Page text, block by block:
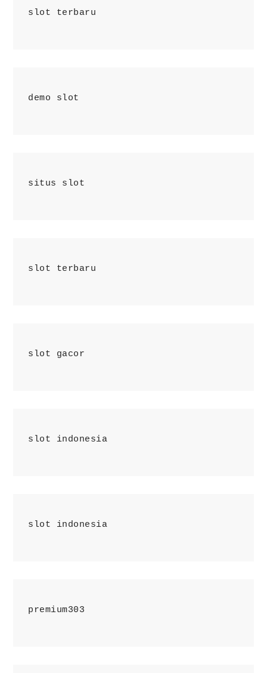
slot terbaru
demo slot
situs slot
slot terbaru
slot gacor
slot indonesia
slot indonesia
premium303